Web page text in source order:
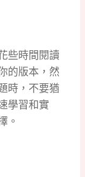
些時間閱讀
的版本，然
時，不要猶
學習和實
。